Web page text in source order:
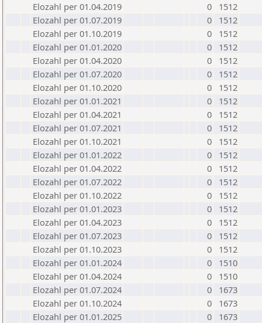
Elozahl per 01.04.2019
0
1512
Elozahl per 01.07.2019
0
1512
Elozahl per 01.10.2019
0
1512
Elozahl per 01.01.2020
0
1512
Elozahl per 01.04.2020
0
1512
Elozahl per 01.07.2020
0
1512
Elozahl per 01.10.2020
0
1512
Elozahl per 01.01.2021
0
1512
Elozahl per 01.04.2021
0
1512
Elozahl per 01.07.2021
0
1512
Elozahl per 01.10.2021
0
1512
Elozahl per 01.01.2022
0
1512
Elozahl per 01.04.2022
0
1512
Elozahl per 01.07.2022
0
1512
Elozahl per 01.10.2022
0
1512
Elozahl per 01.01.2023
0
1512
Elozahl per 01.04.2023
0
1512
Elozahl per 01.07.2023
0
1512
Elozahl per 01.10.2023
0
1512
Elozahl per 01.01.2024
0
1510
Elozahl per 01.04.2024
0
1510
Elozahl per 01.07.2024
0
1673
Elozahl per 01.10.2024
0
1673
Elozahl per 01.01.2025
0
1673